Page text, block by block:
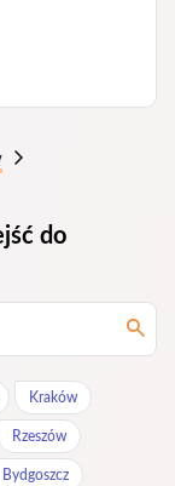
do
Kraków
Rzeszów
Bydgoszcz